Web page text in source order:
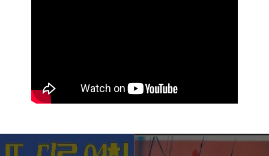
이전 영화 다음 영화